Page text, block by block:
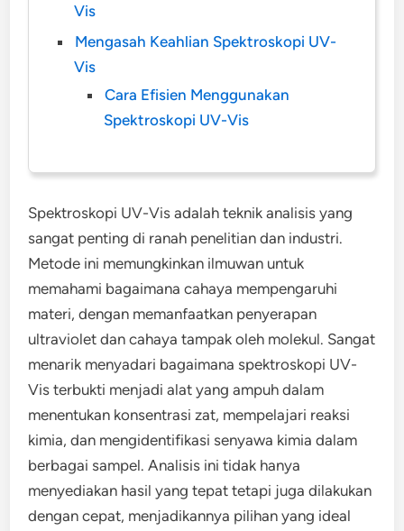
Vis
Mengasah Keahlian Spektroskopi UV-
Vis
Cara Efisien Menggunakan
Spektroskopi UV-Vis
Spektroskopi UV-Vis adalah teknik analisis yang
sangat penting di ranah penelitian dan industri.
Metode ini memungkinkan ilmuwan untuk
memahami bagaimana cahaya mempengaruhi
materi, dengan memanfaatkan penyerapan
ultraviolet dan cahaya tampak oleh molekul. Sangat
menarik menyadari bagaimana spektroskopi UV-
Vis terbukti menjadi alat yang ampuh dalam
menentukan konsentrasi zat, mempelajari reaksi
kimia, dan mengidentifikasi senyawa kimia dalam
berbagai sampel. Analisis ini tidak hanya
menyediakan hasil yang tepat tetapi juga dilakukan
dengan cepat, menjadikannya pilihan yang ideal